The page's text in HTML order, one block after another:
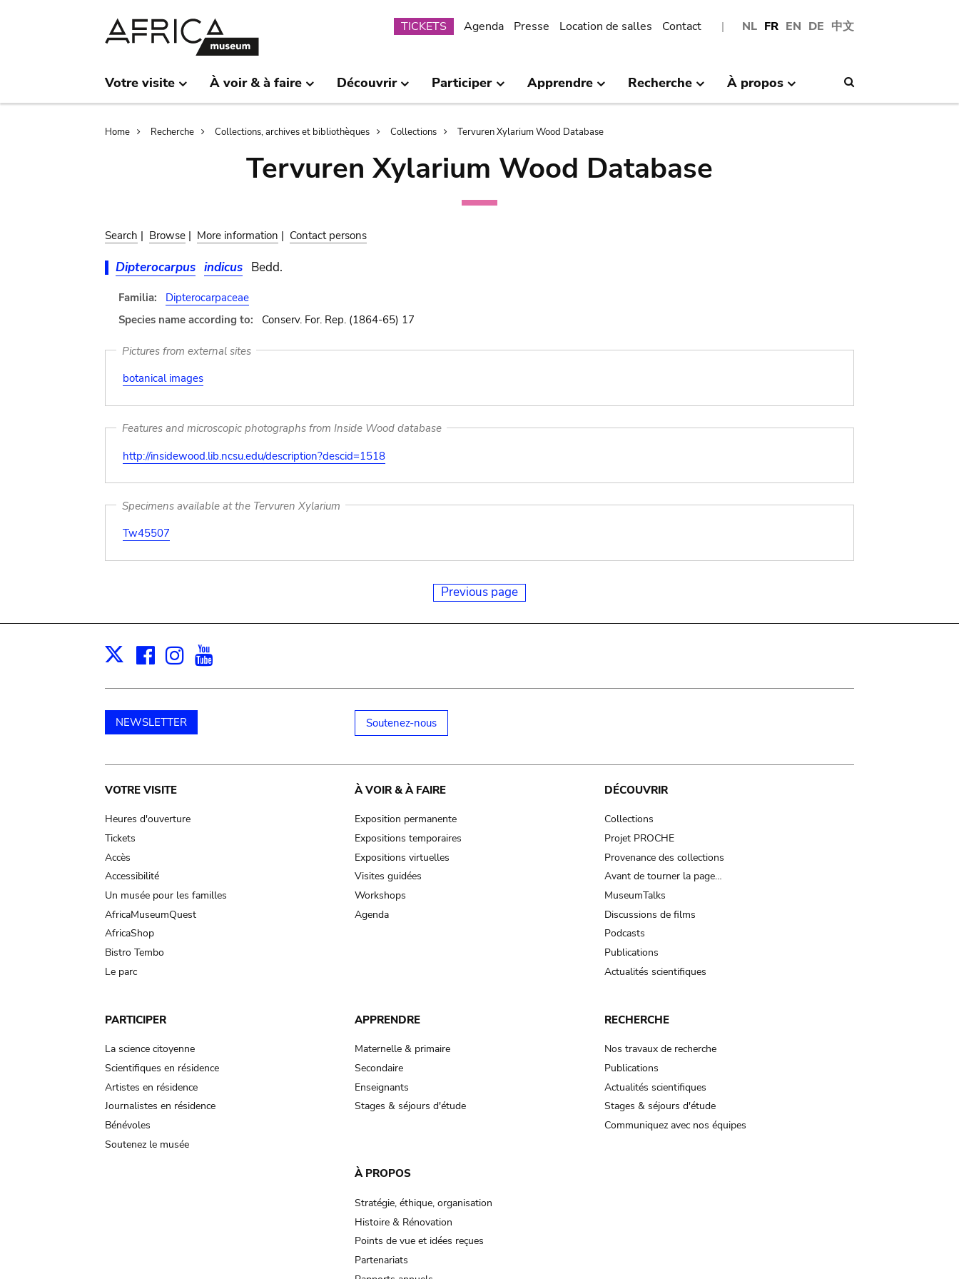
NL FR EN DE 中文
Submenu
TICKETS Agenda Presse Location de salles Contact
Votre visite À voir & à faire Découvrir Participer Apprendre Recherche À propos
Breadcrumb
Home Recherche Collections, archives et bibliothèques Collections Tervuren Xylarium Wood Database
Tervuren Xylarium Wood Database
Search | Browse | More information | Contact persons
Dipterocarpus indicus Bedd.
Familia:
Dipterocarpaceae
Species name according to:
Conserv. For. Rep. (1864-65) 17
Pictures from external sites
botanical images
Features and microscopic photographs from Inside Wood database
http://insidewood.lib.ncsu.edu/description?descid=1518
Specimens available at the Tervuren Xylarium
Tw45507
Previous page
X Facebook
Instagram
NEWSLETTER Soutenez-nous
Main
navigation
VOTRE VISITE
Heures d'ouverture
Tickets
Accès
Accessibilité
Un musée pour les familles
AfricaMuseumQuest
AfricaShop
Bistro Tembo
Le parc
À VOIR & À FAIRE
Exposition permanente
Expositions temporaires
Expositions virtuelles
Visites guidées
Workshops
Agenda
DÉCOUVRIR
Collections
Projet PROCHE
Provenance des collections
Avant de tourner la page…
MuseumTalks
Discussions de films
Podcasts
Publications
Actualités scientifiques
PARTICIPER
La science citoyenne
Scientifiques en résidence
Artistes en résidence
Journalistes en résidence
Bénévoles
Soutenez le musée
APPRENDRE
Maternelle & primaire
Secondaire
Enseignants
Stages & séjours d'étude
RECHERCHE
Nos travaux de recherche
Publications
Actualités scientifiques
Stages & séjours d'étude
Communiquez avec nos équipes
À PROPOS
Stratégie, éthique, organisation
Histoire & Rénovation
Points de vue et idées reçues
Partenariats